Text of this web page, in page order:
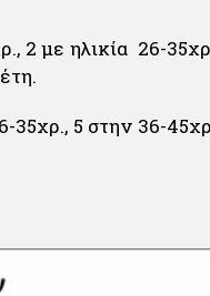
2 με ηλικία 26-
35χρ., 5 στην 36-